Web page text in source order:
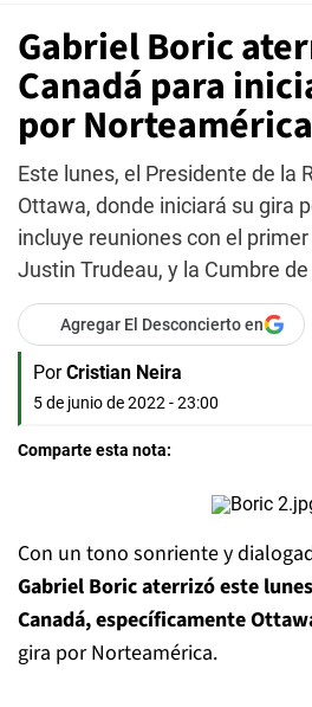
Gabriel Boric
Canadá para
por Norteamérica
Este lunes, el Presidente de la
Ottawa, donde iniciará su gira
incluye reuniones con el
Justin Trudeau, y la Cumbre
Agregar El Desconcierto en
Por Cristian Neira
5 de junio de 2022 - 23:00
Comparte esta nota:
Con un tono sonriente y
Gabriel Boric aterrizó este
Canadá, específicamente
gira por Norteamérica.